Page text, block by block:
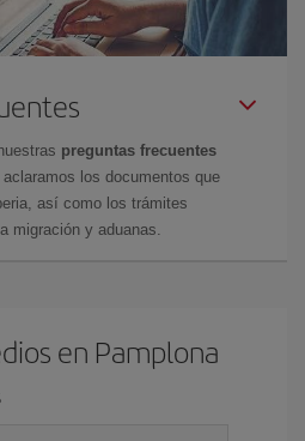
preguntas frecuentes
aclaramos los documentos que
así como los trámites
migración y aduanas.
en Pamplona